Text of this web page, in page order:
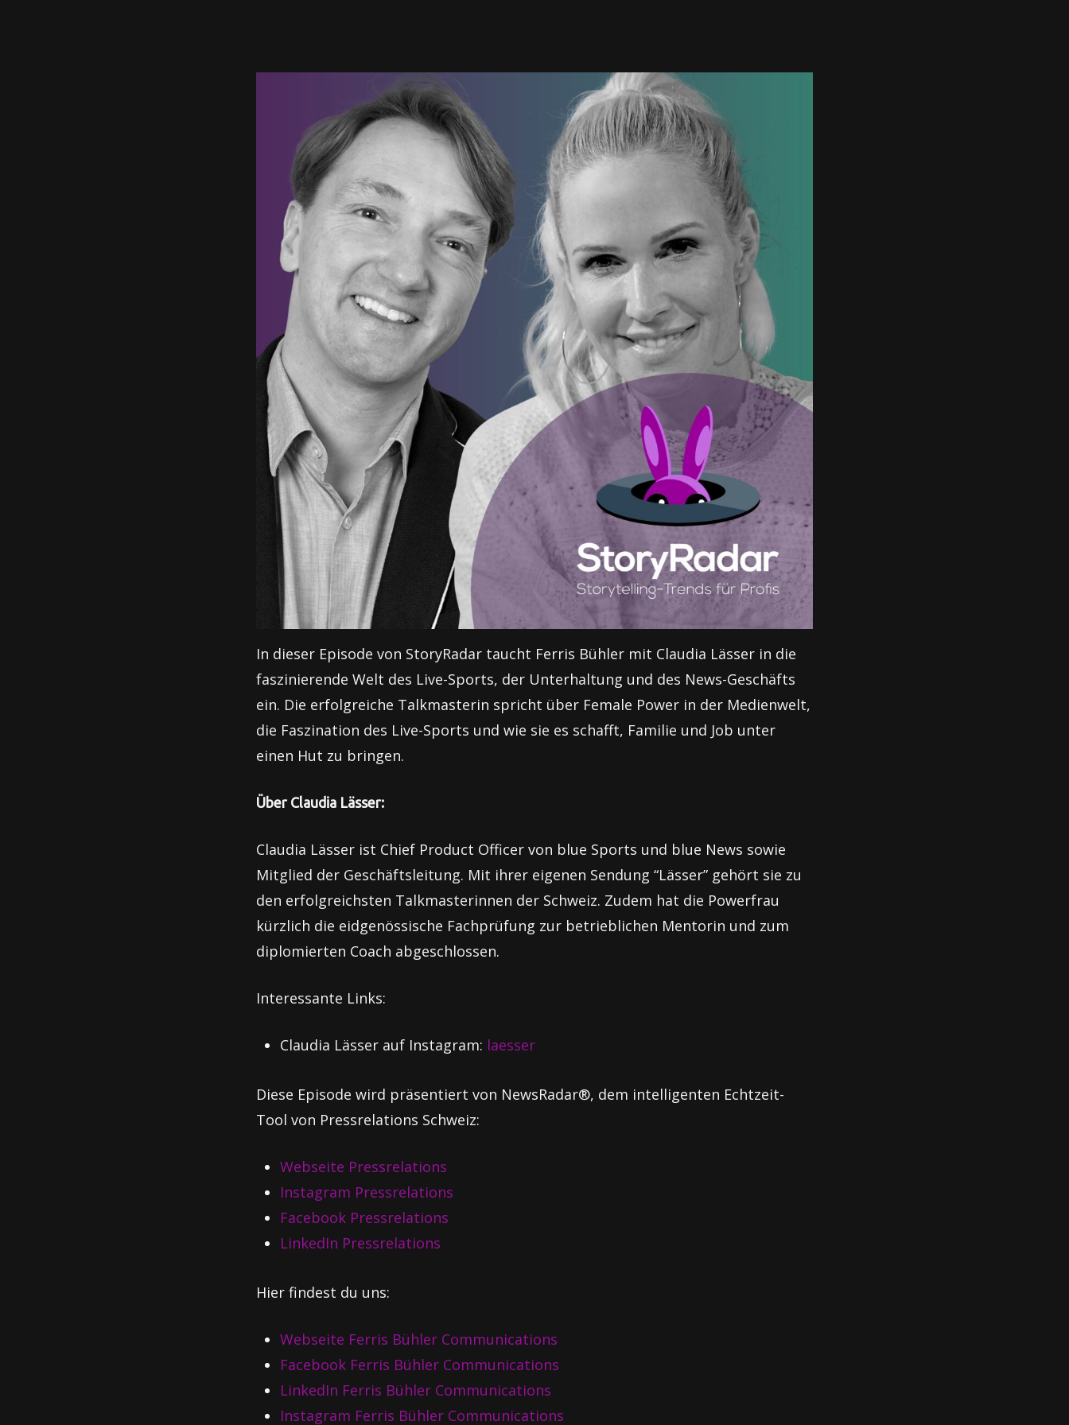
In dieser Episode von StoryRadar taucht Ferris Bühler mit Claudia Lässer in die
faszinierende Welt des Live-Sports, der Unterhaltung und des News-Geschäfts
ein. Die erfolgreiche Talkmasterin spricht über Female Power in der Medienwelt,
die Faszination des Live-Sports und wie sie es schafft, Familie und Job unter
einen Hut zu bringen.
Über Claudia Lässer:
Claudia Lässer ist Chief Product Officer von blue Sports und blue News sowie
Mitglied der Geschäftsleitung. Mit ihrer eigenen Sendung “Lässer” gehört sie zu
den erfolgreichsten Talkmasterinnen der Schweiz. Zudem hat die Powerfrau
kürzlich die eidgenössische Fachprüfung zur betrieblichen Mentorin und zum
diplomierten Coach abgeschlossen.
Interessante Links:
Claudia Lässer auf Instagram: laesser
Diese Episode wird präsentiert von NewsRadar®, dem intelligenten Echtzeit-
Tool von Pressrelations Schweiz:
Webseite Pressrelations
Instagram Pressrelations
Facebook Pressrelations
LinkedIn Pressrelations
Hier findest du uns:
Webseite Ferris Bühler Communications
Facebook Ferris Bühler Communications
LinkedIn Ferris Bühler Communications
Instagram Ferris Bühler Communications